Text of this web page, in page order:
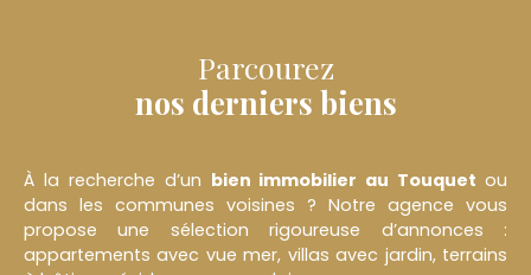
Parcourez
nos derniers biens
À la recherche d’un bien immobilier au Touquet ou
dans les communes voisines ? Notre agence vous
propose une sélection rigoureuse d’annonces :
appartements avec vue mer, villas avec jardin, terrains